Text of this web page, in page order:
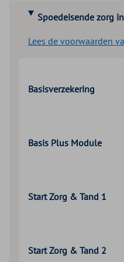
Spoedeisende zorg
Lees de voorwaarden
Basisverzekering
Basis Plus Module
Start Zorg & Tand 1
Start Zorg & Tand 2